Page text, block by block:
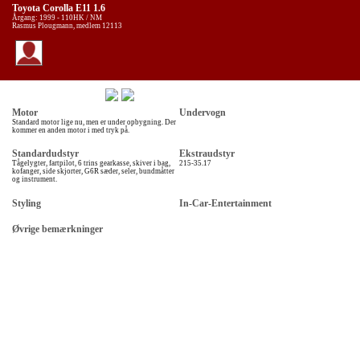
Toyota Corolla E11 1.6
Årgang: 1999 - 110HK / NM
Rasmus Plougmann, medlem 12113
Motor
Standard motor lige nu, men er under opbygning. Der
kommer en anden motor i med tryk på.
Undervogn
Standardudstyr
Tågelygter, fartpilot, 6 trins gearkasse, skiver i bag,
kofanger, side skjorter, G6R sæder, seler, bundmåtter
og instrument.
Ekstraudstyr
215-35.17
Styling In-Car-Entertainment
Øvrige bemærkninger